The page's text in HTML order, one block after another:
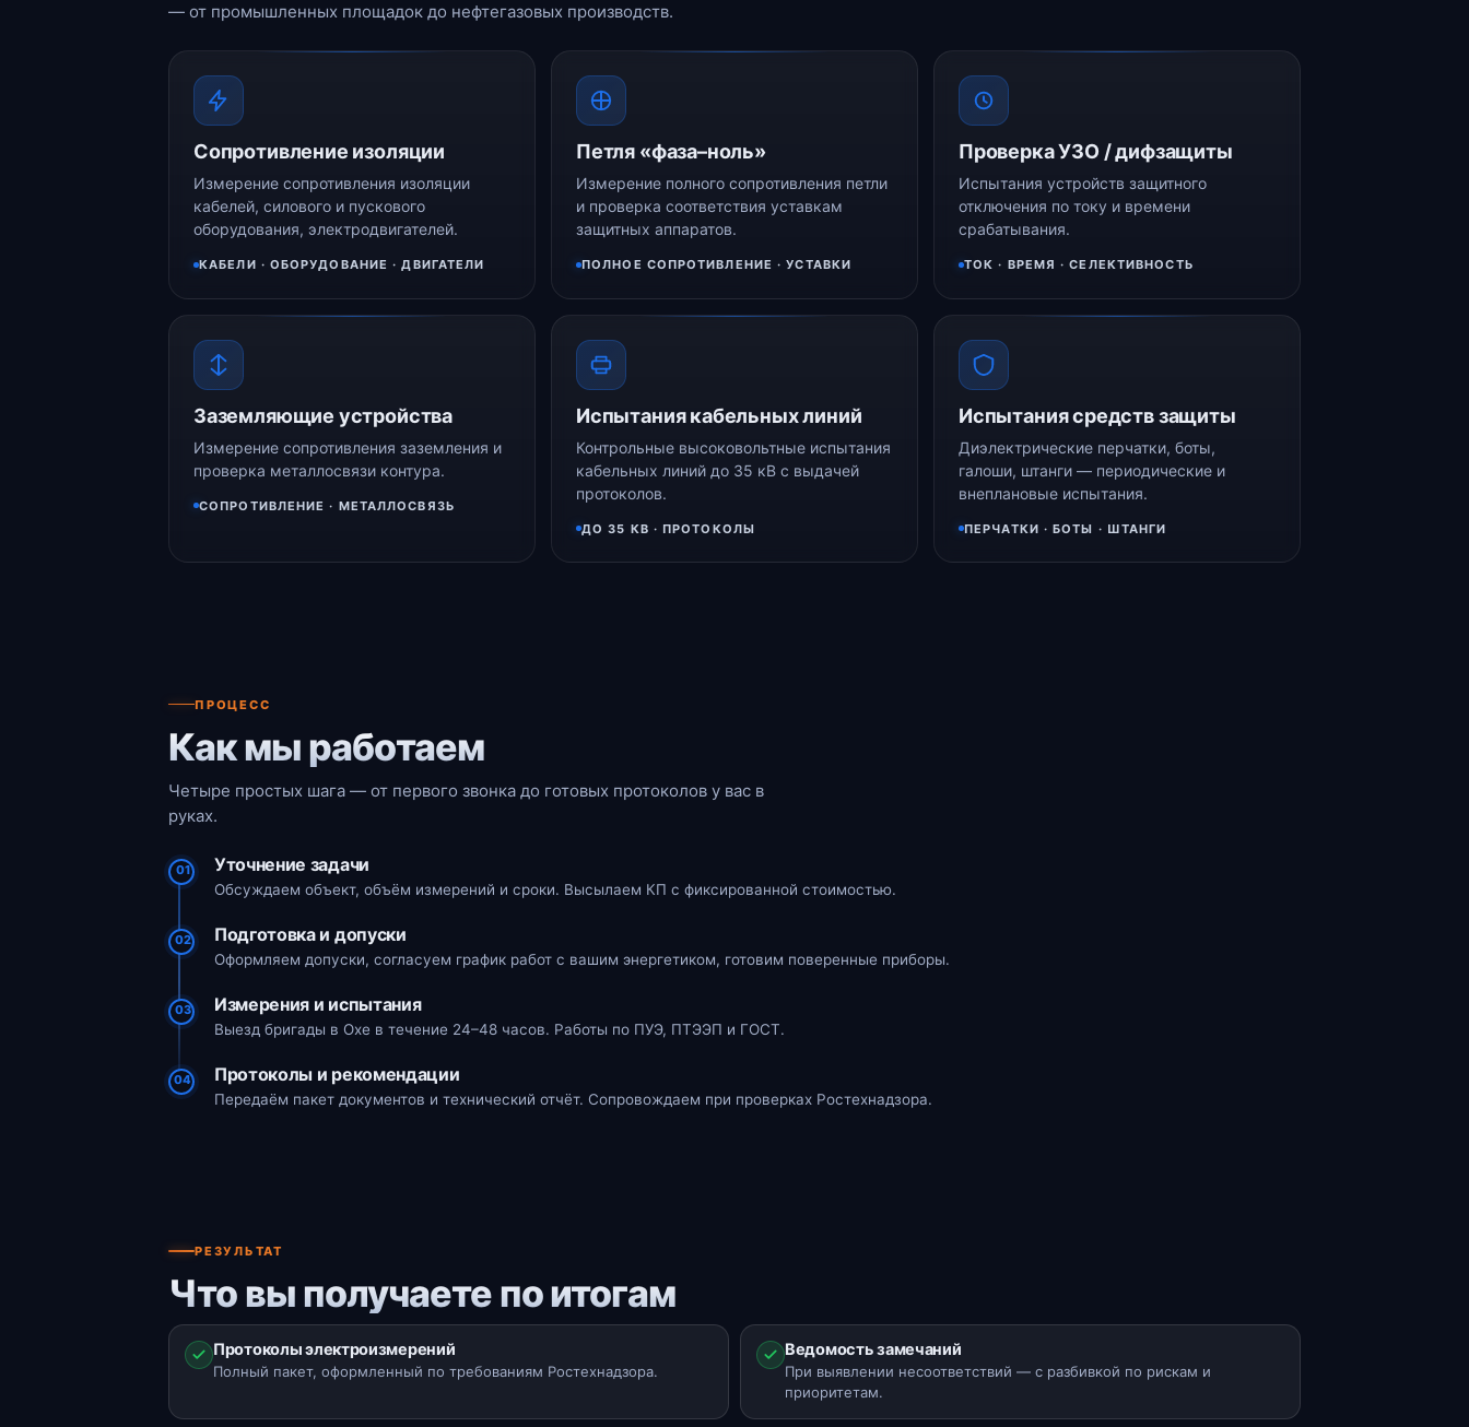
— от промышленных площадок до нефтегазовых производств.
Сопротивление изоляции
Измерение сопротивления изоляции
кабелей, силового и пускового
оборудования, электродвигателей.
КАБЕЛИ · ОБОРУДОВАНИЕ · ДВИГАТЕЛИ
Петля «фаза–ноль»
Измерение полного сопротивления петли
и проверка соответствия уставкам
защитных аппаратов.
ПОЛНОЕ СОПРОТИВЛЕНИЕ · УСТАВКИ
Проверка УЗО / дифзащиты
Испытания устройств защитного
отключения по току и времени
срабатывания.
ТОК · ВРЕМЯ · СЕЛЕКТИВНОСТЬ
Заземляющие устройства
Измерение сопротивления заземления и
проверка металлосвязи контура.
СОПРОТИВЛЕНИЕ · МЕТАЛЛОСВЯЗЬ
Испытания кабельных линий
Контрольные высоковольтные испытания
кабельных линий до 35 кВ с выдачей
протоколов.
ДО 35 КВ · ПРОТОКОЛЫ
Испытания средств защиты
Диэлектрические перчатки, боты,
галоши, штанги — периодические и
внеплановые испытания.
ПЕРЧАТКИ · БОТЫ · ШТАНГИ
ПРОЦЕСС
Как мы работаем
Четыре простых шага — от первого звонка до готовых протоколов у вас в
руках.
01 Уточнение задачи
Обсуждаем объект, объём измерений и сроки. Высылаем КП с фиксированной стоимостью.
02 Подготовка и допуски
Оформляем допуски, согласуем график работ с вашим энергетиком, готовим поверенные приборы.
03 Измерения и испытания
Выезд бригады в Охе в течение 24–48 часов. Работы по ПУЭ, ПТЭЭП и ГОСТ.
04 Протоколы и рекомендации
Передаём пакет документов и технический отчёт. Сопровождаем при проверках Ростехнадзора.
РЕЗУЛЬТАТ
Что вы получаете по итогам
Протоколы электроизмерений
Полный пакет, оформленный по требованиям Ростехнадзора.
Ведомость замечаний
При выявлении несоответствий — с разбивкой по рискам и
приоритетам.